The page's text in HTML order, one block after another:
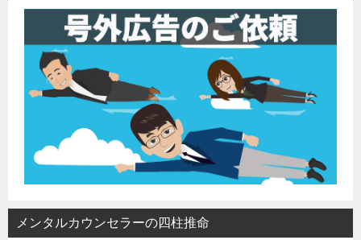
メンタルカウンセラーの四柱推命